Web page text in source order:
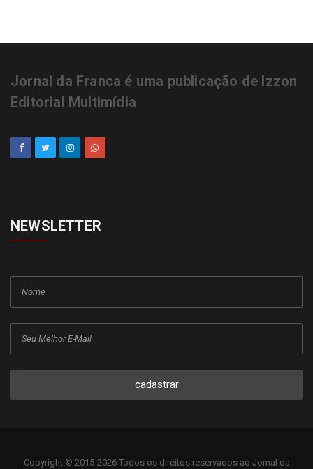
Jornal da Franca é uma publicação de Izzon
Editorial Multimídia
NEWSLETTER
cadastrar
Copyright © 2015-2026 Todos os direitos reservados ao Jornal da